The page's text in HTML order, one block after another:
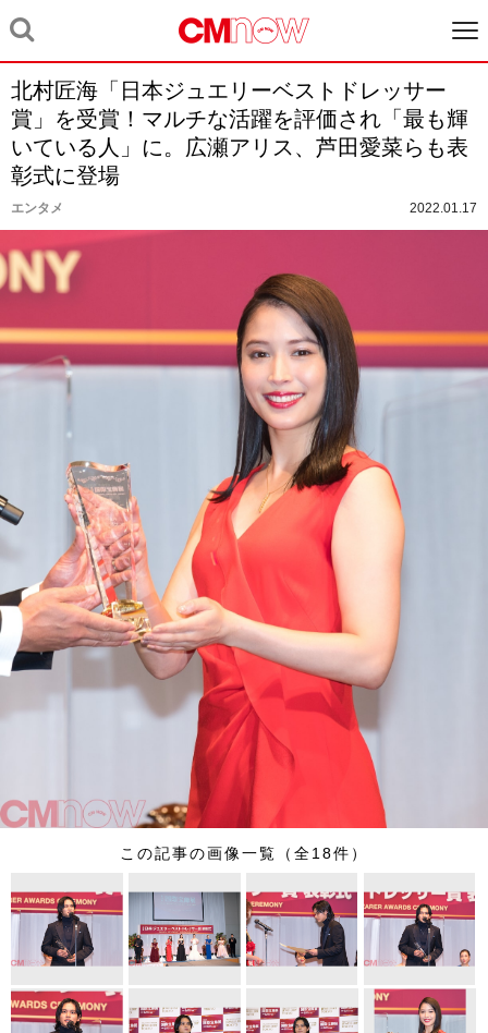
北村匠海「日本ジュエリーベストドレッサー
賞」を受賞！マルチな活躍を評価され「最も輝
いている人」に。広瀬アリス、芦田愛菜らも表
彰式に登場
エンタメ 2022.01.17
この記事の画像一覧（全18件）